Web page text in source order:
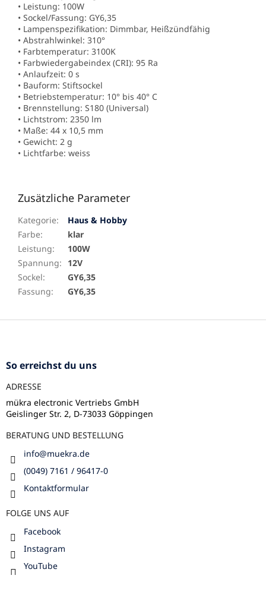
• Leistung: 100W
• Sockel/Fassung: GY6,35
• Lampenspezifikation: Dimmbar, Heißzündfähig
• Abstrahlwinkel: 310°
• Farbtemperatur: 3100K
• Farbwiedergabeindex (CRI): 95 Ra
• Anlaufzeit: 0 s
• Bauform: Stiftsockel
• Betriebstemperatur: 10° bis 40° C
• Brennstellung: S180 (Universal)
• Lichtstrom: 2350 lm
• Maße: 44 x 10,5 mm
• Gewicht: 2 g
• Lichtfarbe: weiss
Zusätzliche Parameter
Kategorie:
Haus & Hobby
Farbe:
klar
Leistung:
100W
Spannung:
12V
Sockel:
GY6,35
Fassung: GY6,35
F
So erreichst du uns
ADRESSE
mükra electronic Vertriebs GmbH
Geislinger Str. 2, D-73033 Göppingen
BERATUNG UND BESTELLUNG
info@muekra.de
(0049) 7161 / 96417-0
Kontaktformular
FOLGE UNS AUF
Facebook
Instagram
YouTube